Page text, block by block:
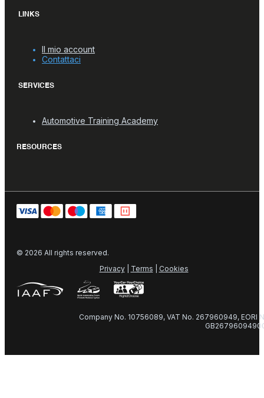
LINKS
Il mio account
Contattaci
SERVICES
Automotive Training Academy
RESOURCES
© 2026 All rights reserved.
Privacy| Terms Cookies
Company No. 10756089, VAT No. 267960949, EORI